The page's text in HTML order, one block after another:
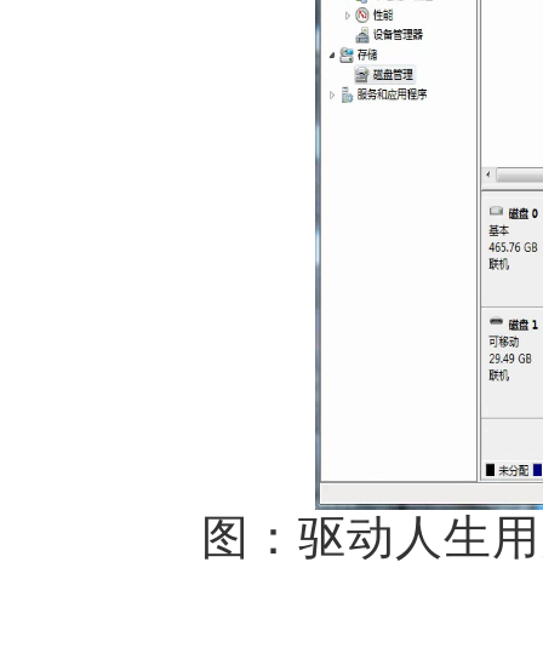
图：驱动人生